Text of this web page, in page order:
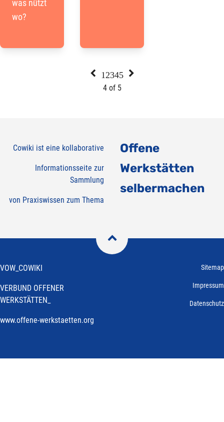
was nützt
wo?
 1 2345
4 of 5
Cowiki ist eine kollaborative
Informationsseite zur
Sammlung
von Praxiswissen zum Thema
Offene
Werkstätten
selbermachen

VOW_COWIKI
VERBUND OFFENER
WERKSTÄTTEN_
www.offene-werkstaetten.org
Sitemap
Impressum
Datenschutz